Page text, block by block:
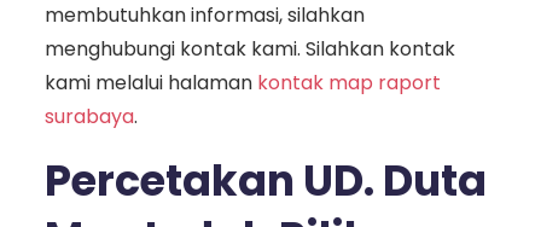
membutuhkan informasi, silahkan
menghubungi kontak kami. Silahkan kontak
kami melalui halaman kontak map raport
surabaya.
Percetakan UD. Duta